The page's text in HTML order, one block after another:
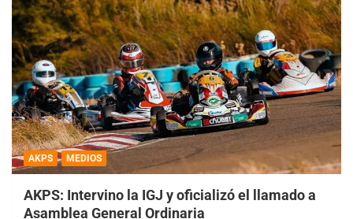
AKPS MEDIOS
AKPS: Intervino la IGJ y oficializó el llamado a
Asamblea General Ordinaria